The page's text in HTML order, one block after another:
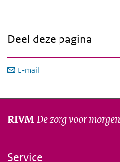
Deel deze pagina
E-mail
RIVMDe zorg voor morgen
Service